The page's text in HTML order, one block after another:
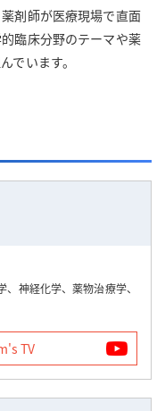
剤師が医療現場で直面
臨床分野のテーマや薬
でいます。
、神経化学、薬物治療学、
TV